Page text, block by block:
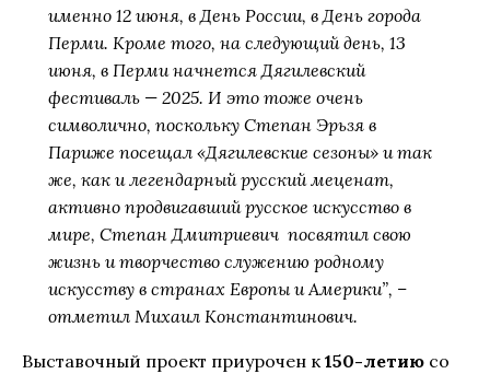
именно 12 июня, в День России, в День города
Перми. Кроме того, на следующий день, 13
июня, в Перми начнется Дягилевский
фестиваль — 2025. И это тоже очень
символично, поскольку Степан Эрьзя в
Париже посещал «Дягилевские сезоны» и так
же, как и легендарный русский меценат,
активно продвигавший русское искусство в
мире, Степан Дмитриевич посвятил свою
жизнь и творчество служению родному
искусству в странах Европы и Америки”, –
отметил Михаил Константинович.
Выставочный проект приурочен к 150-летию со